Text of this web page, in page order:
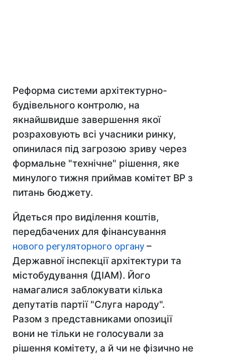
Реформа системи архітектурно-
будівельного контролю, на
якнайшвидше завершення якої
розраховують всі учасники ринку,
опинилася під загрозою зриву через
формальне "технічне" рішення, яке
минулого тижня приймав комітет ВР з
питань бюджету.
Йдеться про виділення коштів,
передбачених для фінансування
нового регуляторного органу –
Державної інспекції архітектури та
містобудування (ДІАМ). Його
намагалися заблокувати кілька
депутатів партії "Слуга народу".
Разом з представниками опозиції
вони не тільки не голосували за
рішення комітету, а й чи не фізично не